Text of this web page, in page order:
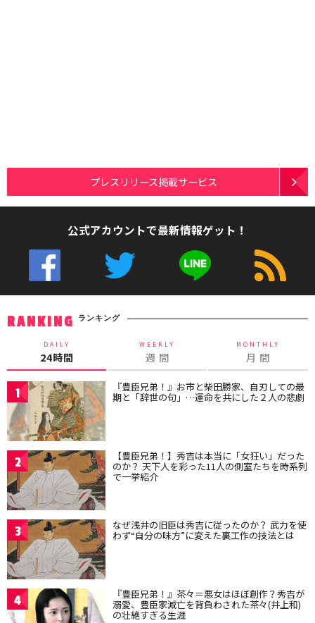
プレスリリース掲載サービス
公式アカウントで最新情報ゲット！
RANKING ランキング
DAILY
24時間
WEEKLY
週 間
MONTHLY
月 間
1 『豊臣兄弟！』お市と柴田勝家、自刃しての最
期と「辞世の句」…運命を共にした２人の悲劇
2 【豊臣兄弟！】秀吉は本当に「女狂い」だった
のか？ 天下人を彩った11人の側室たちを時系列
で一挙紹介
3 なぜ浅井の旧臣は秀吉に従ったのか？ 武力を使
わず“自分の味方”に変えた裏工作の技法とは
4 『豊臣兄弟！』茶々＝悪女はほぼ創作？秀吉が
溺愛、豊臣家滅亡を背負わされた茶々(井上和)
の壮絶すぎる生涯